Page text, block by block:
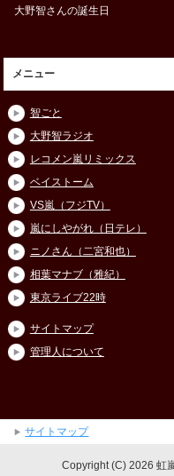
大野智さんの誕生日
メニュー
智ごと
大野智ラジオ
レコメン嵐リミックス
ベイストーム
VS嵐（フジTV）
嵐にしやがれ（日テレ）
ニノさん（二宮和也）
相葉マナブ（雅紀）
東京ライブ22時
サイトマップ
管理人について
サイトマップ
Copyright (C) 2026 虹